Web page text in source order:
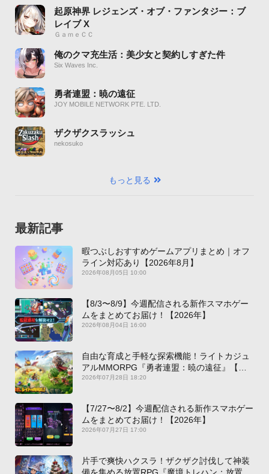
起原神界 レジェンズ・オブ・ファンタジー：ブ
レイブ X
ＧａｍｅＣＣ
俺のクマ充生活：美少女と契約しすぎた件
Six Waves Inc.
勇者連盟：暁の遠征
JOY MOBILE NETWORK PTE. LTD.
ザクザクスラッシュ
nekosuko
もっと見る
最新記事
暇つぶしおすすめゲームアプリまとめ｜オフ
ライン対応あり【2026年8月】
2026年08月05日 10:00
【8/3〜8/9】今週配信される新作スマホゲー
ムをまとめてお届け！【2026年】
2026年08月04日 16:00
自由な育成と手軽な探索機能！ライトカジュ
アルMMORPG『勇者連盟：暁の遠征』【最
新作PICKUP】
2026年07月28日 18:20
【7/27〜8/2】今週配信される新作スマホゲー
ムをまとめてお届け！【2026年】
2026年07月27日 17:00
片手で爽快ハクスラ！ザクザク討伐して神装
備を集める放置RPG『魔境トレハン：放置で